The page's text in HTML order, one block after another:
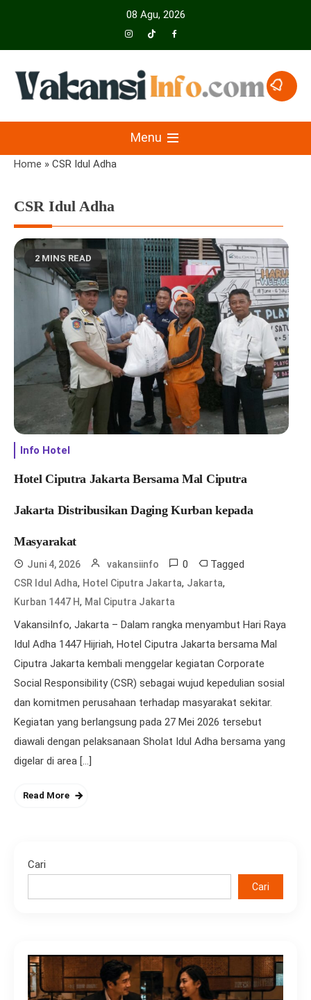
08 Agu, 2026
VakansiinfoMenu
Home » CSR Idul Adha
CSR Idul Adha
2 MINS READ
Info Hotel
Hotel Ciputra Jakarta Bersama Mal Ciputra
Jakarta Distribusikan Daging Kurban kepada
Masyarakat
Juni 4, 2026 vakansiinfo 0 Tagged
CSR Idul Adha, Hotel Ciputra Jakarta, Jakarta,
Kurban 1447 H, Mal Ciputra Jakarta
VakansiInfo, Jakarta – Dalam rangka menyambut Hari Raya
Idul Adha 1447 Hijriah, Hotel Ciputra Jakarta bersama Mal
Ciputra Jakarta kembali menggelar kegiatan Corporate
Social Responsibility (CSR) sebagai wujud kepedulian sosial
dan komitmen perusahaan terhadap masyarakat sekitar.
Kegiatan yang berlangsung pada 27 Mei 2026 tersebut
diawali dengan pelaksanaan Sholat Idul Adha bersama yang
digelar di area […]
Read More
Cari
Cari